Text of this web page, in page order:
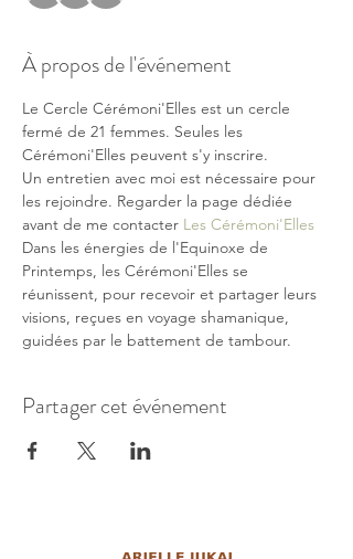
À propos de l'événement
Le Cercle Cérémoni'Elles est un cercle
fermé de 21 femmes. Seules les
Cérémoni'Elles peuvent s'y inscrire.
Un entretien avec moi est nécessaire pour
les rejoindre. Regarder la page dédiée
avant de me contacter Les Cérémoni'Elles
Dans les énergies de l'Equinoxe de
Printemps, les Cérémoni'Elles se
réunissent, pour recevoir et partager leurs
visions, reçues en voyage shamanique,
guidées par le battement de tambour.
Partager cet événement